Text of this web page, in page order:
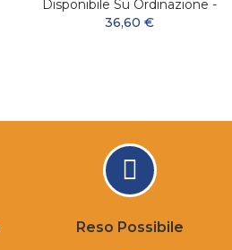
Disponibile Su Ordinazione -
36,60 €
Reso Possibile